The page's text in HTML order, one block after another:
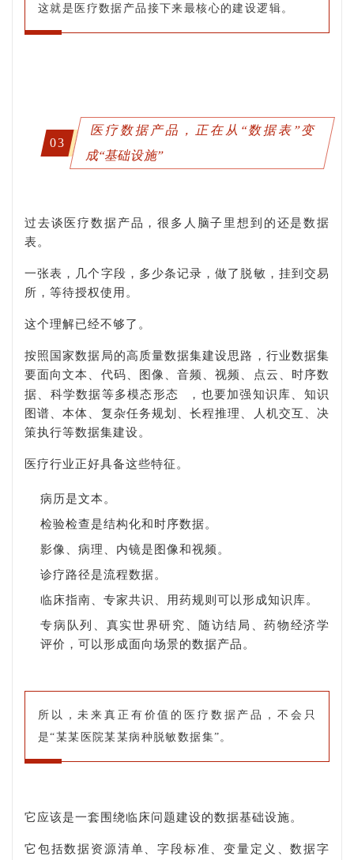
这就是医疗数据产品接下来最核心的建设逻辑。
03
医疗数据产品，正在从“数据表”变
成“基础设施”
过去谈医疗数据产品，很多人脑子里想到的还是数据
表。
一张表，几个字段，多少条记录，做了脱敏，挂到交易
所，等待授权使用。
这个理解已经不够了。
按照国家数据局的高质量数据集建设思路，行业数据集
要面向文本、代码、图像、音频、视频、点云、时序数
据、科学数据等多模态形态
，也要加强知识库、知识
图谱、本体、复杂任务规划、长程推理、人机交互、决
策执行等数据集建设。
医疗行业正好具备这些特征。
病历是文本。
检验检查是结构化和时序数据。
影像、病理、内镜是图像和视频。
诊疗路径是流程数据。
临床指南、专家共识、用药规则可以形成知识库。
专病队列、真实世界研究、随访结局、药物经济学
评价，可以形成面向场景的数据产品。
所以，未来真正有价值的医疗数据产品，不会只
是“某某医院某某病种脱敏数据集”。
它应该是一套围绕临床问题建设的数据基础设施。
它包括数据资源清单、字段标准、变量定义、数据字